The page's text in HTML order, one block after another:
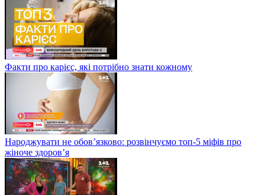
Факти про карієс, які потрібно знати кожному
Народжувати не обов’язково: розвінчуємо топ-5 міфів про
жіноче здоров’я